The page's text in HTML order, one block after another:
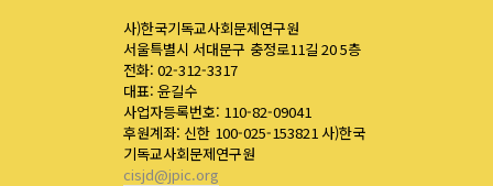
사)한국기독교사회문제연구원
서울특별시 서대문구 충정로11길 20 5층
전화: 02-312-3317
대표: 윤길수
사업자등록번호: 110-82-09041
후원계좌: 신한 100-025-153821 사)한국
기독교사회문제연구원
cisjd@jpic.org